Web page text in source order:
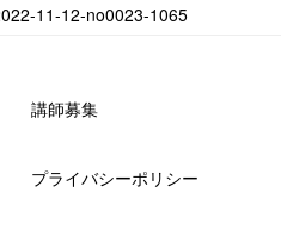
11-12-­no0023-­1065
講師募集
プライバシーポリシー